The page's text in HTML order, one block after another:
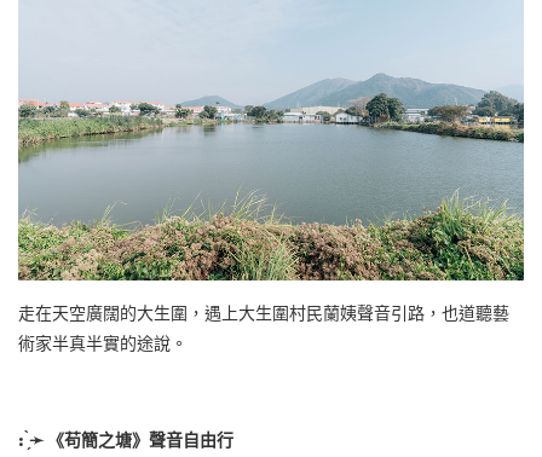
走在天空廣闊的大生圍，遇上大生圍村民蘭姨聲音引路，也道聽藝
術家半真半實的途說。
: ̗̀➛ 《苟簡之塘》聲音自由行